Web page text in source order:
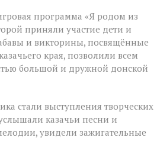
программа «Я родом из
приняли участие дети и
и викторины, посвящённые
края, позволили всем
большой и дружной донской
стали выступления творческих
казачьи песни и
увидели зажигательные